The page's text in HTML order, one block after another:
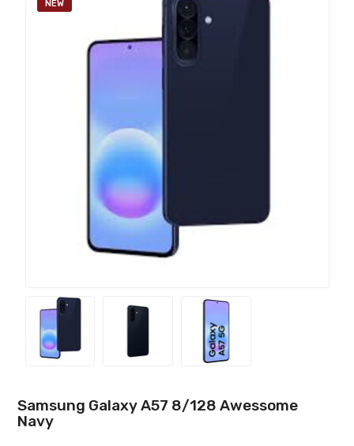
NEW
Samsung Galaxy A57 8/128 Awessome
Navy